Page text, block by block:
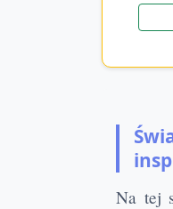
Na tej